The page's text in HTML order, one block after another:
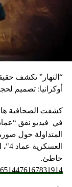
أوكرانيا: تصميم
كشفت الصحافية
في فيديو
المتداولة حول
خاطئ.